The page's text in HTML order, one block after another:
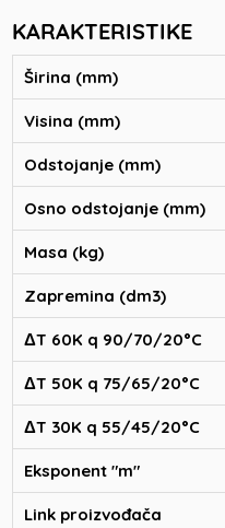
KARAKTERISTIKE
Širina (mm)
Visina (mm)
Odstojanje (mm)
Osno odstojanje (mm)
Masa (kg)
Zapremina (dm3)
ΔT 60K q 90/70/20°C
ΔT 50K q 75/65/20°C
ΔT 30K q 55/45/20°C
Eksponent "m"
Link proizvođača